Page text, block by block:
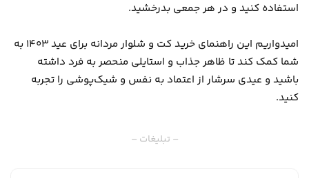
استفاده کنید و در هر جمعی بدرخشید.
امیدواریم این راهنمای خرید کت و شلوار مردانه برای عید ۱۴۰۳ به
شما کمک کند تا ظاهر جذاب و استایلی منحصر به فرد داشته
باشید و عیدی سرشار از اعتماد به نفس و شیک‌پوشی را تجربه
کنید.
– تبلیغات –